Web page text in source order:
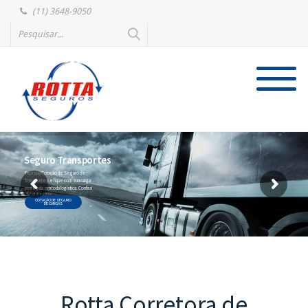
(11) 3648-9050
Seguro Transportes
Faça sua Cotação de Seguro de
Transportes e fique com sua carga
protegida em toda logística. Confira!
COTAÇÃO DE SEGURO
DE CARGAS